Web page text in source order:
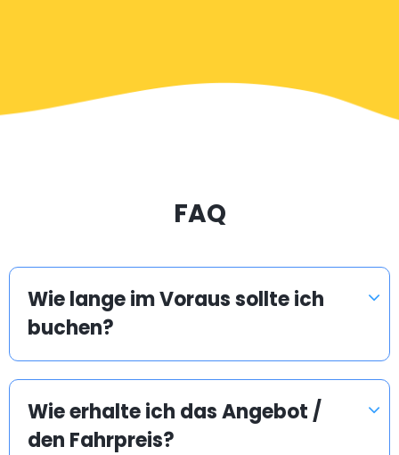
FAQ
Wie lange im Voraus sollte ich
buchen?
Wie erhalte ich das Angebot /
den Fahrpreis?